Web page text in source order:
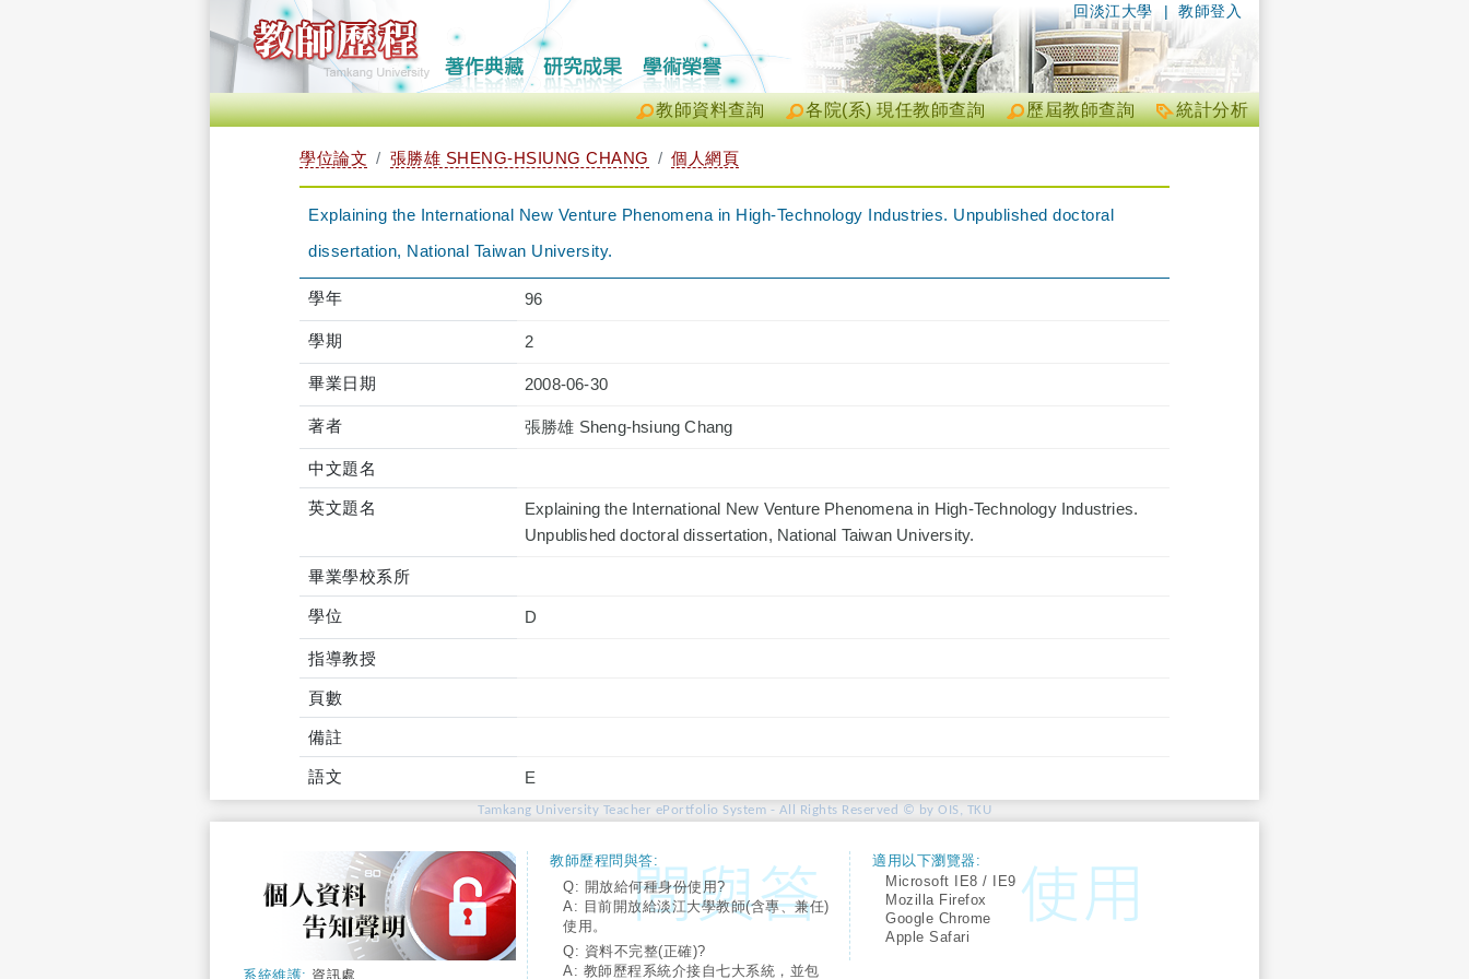
| 教師登入
回淡江大學
統計分析
歷屆教師查詢
各院(系) 現任教師查詢
教師資料查詢
學位論文 張勝雄 SHENG-HSIUNG CHANG 個人網頁
Explaining the International New Venture Phenomena in High-Technology Industries. Unpublished doctoral
dissertation, National Taiwan University.
學年 96
學期 2
畢業日期 2008-06-30
著者 張勝雄 Sheng-hsiung Chang
中文題名
英文題名
Explaining the International New Venture Phenomena in High-Technology Industries.
Unpublished doctoral dissertation, National Taiwan University.
畢業學校系所
學位 D
指導教授
頁數
備註
語文 E
Tamkang University Teacher ePortfolio System - All Rights Reserved © by OIS, TKU
系統維護: 資訊處
教師歷程問與答:
Q: 開放給何種身份使用?
A: 目前開放給淡江大學教師(含專、兼任)
使用。
Q: 資料不完整(正確)?
A: 教師歷程系統介接自七大系統，並包
適用以下瀏覽器:
Microsoft IE8 / IE9
Mozilla Firefox
Google Chrome
Apple Safari